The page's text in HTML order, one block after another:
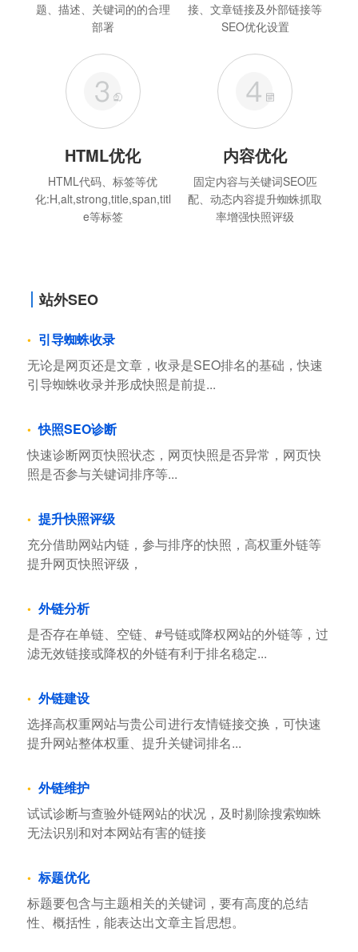
题、描述、关键词的的合理
部署
接、文章链接及外部链接等
SEO优化设置
HTML优化
HTML代码、标签等优
化:H,alt,strong,title,span,titl
e等标签
内容优化
固定内容与关键词SEO匹
配、动态内容提升蜘蛛抓取
率增强快照评级
站外SEO
引导蜘蛛收录
无论是网页还是文章，收录是SEO排名的基础，快速
引导蜘蛛收录并形成快照是前提...
快照SEO诊断
快速诊断网页快照状态，网页快照是否异常，网页快
照是否参与关键词排序等...
提升快照评级
充分借助网站内链，参与排序的快照，高权重外链等
提升网页快照评级，
外链分析
是否存在单链、空链、#号链或降权网站的外链等，过
滤无效链接或降权的外链有利于排名稳定...
外链建设
选择高权重网站与贵公司进行友情链接交换，可快速
提升网站整体权重、提升关键词排名...
外链维护
试试诊断与查验外链网站的状况，及时剔除搜索蜘蛛
无法识别和对本网站有害的链接
标题优化
标题要包含与主题相关的关键词，要有高度的总结
性、概括性，能表达出文章主旨思想。